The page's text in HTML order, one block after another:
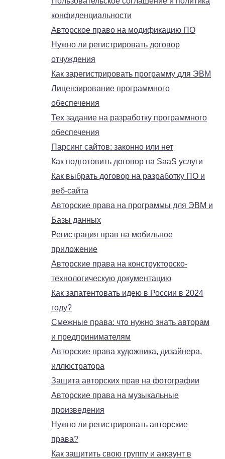
конфиденциальности
Авторское право на модификацию ПО
Нужно ли регистрировать договор
отчуждения
Как зарегистрировать программу для ЭВМ
Лицензирование программного
обеспечения
Тех задание на разработку программного
обеспечения
Парсинг сайтов: законно или нет
Как подготовить договор на SaaS услуги
Как выбрать договор на разработку ПО и
веб-сайта
Авторские права на программы для ЭВМ и
Базы данных
Регистрация прав на мобильное
приложение
Авторские права на конструкторско-
технологическую документацию
Как запатентовать идею в России в 2024
году?
Смежные права: что нужно знать авторам
и предпринимателям
Авторские права художника, дизайнера,
иллюстратора
Защита авторских прав на фотографии
Авторские права на музыкальные
произведения
Нужно ли регистрировать авторские
права?
Как защитить свою группу и аккаунт в